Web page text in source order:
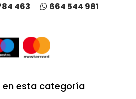
463 664 544 981
en esta categoría